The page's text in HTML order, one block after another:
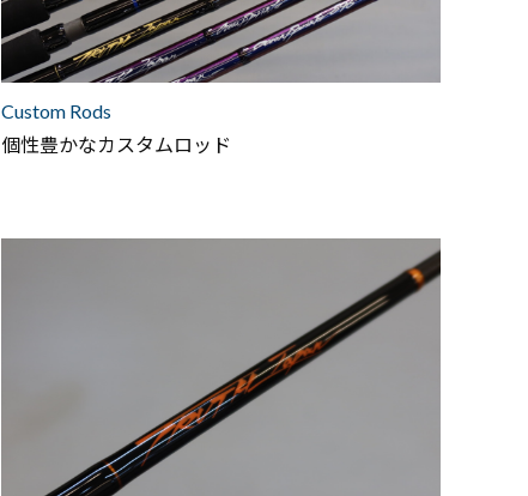
Custom Rods
個性豊かなカスタムロッド